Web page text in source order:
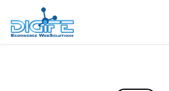
contenuto